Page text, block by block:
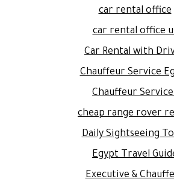
car rental office
car rental office
Car Rental with
Chauffeur Service
Chauffeur
cheap range rover
Daily Sightseeing
Egypt Travel
Executive &